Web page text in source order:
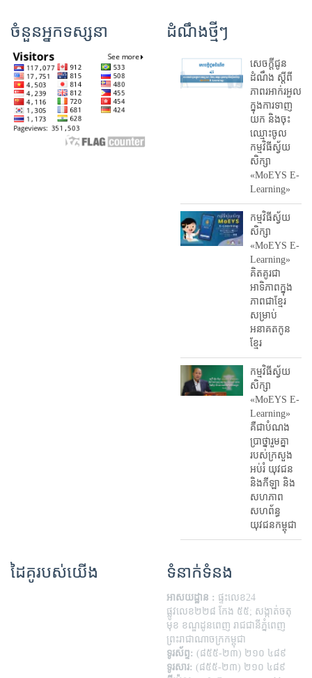
ចំនួនអ្នកទស្សនា ដំណឹងថ្មីៗ
សេចក្តីជូន
ដំណឹង ស្តី​ពី
ភាព​រអាក់រអួល​
ក្នុងការ​ទាញ​
យក និង​ចុះ​
ឈ្មោះ​ចូល​
កម្មវិធី​ស្វ័យ
សិក្សា
«MoEYS E-
Learning»
កម្មវិធីស្វ័យ
សិក្សា
«MoEYS E-
Learning»
គិតគូរជា
អាទិភាពក្នុង
ភាពជាខ្មែរ
សម្រាប់
អនាគតកូន
ខ្មែរ
កម្មវិធីស្វ័យ
សិក្សា
«MoEYS E-
Learning»
គឺជាបំណង
ប្រាថ្នារួមគ្នា
របស់ក្រសួង
អប់រំ​ យុវជន
និងកីឡា និង
សហភាព
សហព័ន្ធ
យុវជនកម្ពុជា
ដៃគូរបស់យើង ទំនាក់ទំនង
អាសយដ្ឋាន : ផ្ទះលេខ24
ផ្លូវលេខ២២៨ កែង ៥៥; សង្កាត់ចតុ
មុខ ខណ្ឌដូនពេញ រាជជានីភ្នំពេញ
ព្រះរាជាណាចក្រកម្ពុជា
ទូរស័ព្ទ: (៨៥៥-២៣) ២១០ ៤៨៩
ទូរសារ: (៨៥៥-២៣) ២១០ ៤៨៩